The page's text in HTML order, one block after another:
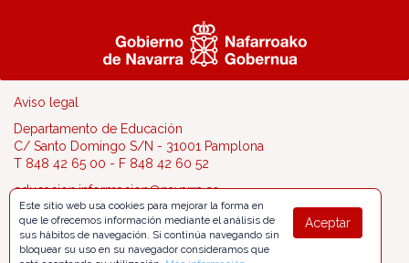
Aviso legal
Departamento de Educación
C/ Santo Domingo S/N - 31001 Pamplona
T 848 42 65 00 - F 848 42 60 52
educacion.informacion@navarra.es
Aceptar
Este sitio web usa cookies para mejorar la forma en
que le ofrecemos información mediante el análisis de
sus hábitos de navegación. Si continúa navegando sin
bloquear su uso en su navegador consideramos que